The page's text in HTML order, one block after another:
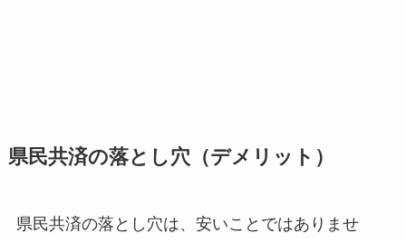
県民共済の落とし穴（デメリット）
県民共済の落とし穴は、安いことではありませ